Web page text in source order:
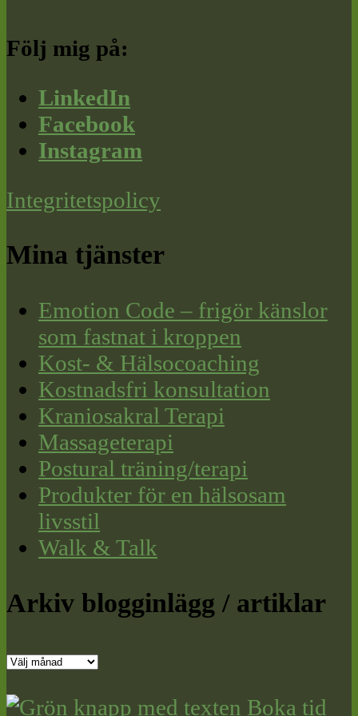
Följ mig på:
LinkedIn
Facebook
Instagram
Integritetspolicy
Mina tjänster
Emotion Code – frigör känslor
som fastnat i kroppen
Kost- & Hälsocoaching
Kostnadsfri konsultation
Kraniosakral Terapi
Massageterapi
Postural träning/terapi
Produkter för en hälsosam
livsstil
Walk & Talk
Arkiv blogginlägg / artiklar
Arkiv
/